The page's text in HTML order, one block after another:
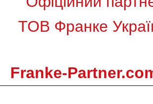
ТОВ Франке
Franke-